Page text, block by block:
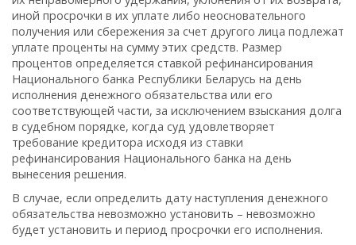
иной просрочки в их уплате либо неосновательного
получения или сбережения за счет другого лица подлежат
уплате проценты на сумму этих средств. Размер
процентов определяется ставкой рефинансирования
Национального банка Республики Беларусь на день
исполнения денежного обязательства или его
соответствующей части, за исключением взыскания долга
в судебном порядке, когда суд удовлетворяет
требование кредитора исходя из ставки
рефинансирования Национального банка на день
вынесения решения.
В случае, если определить дату наступления денежного
обязательства невозможно установить – невозможно
будет установить и период просрочки его исполнения.